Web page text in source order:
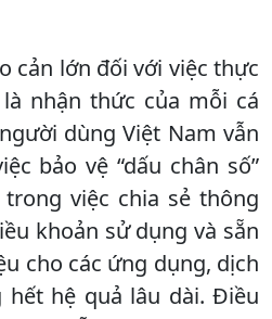
cản lớn đối với việc thực
nhận thức của mỗi cá
dùng Việt Nam vẫn
bảo vệ “dấu chân số”
trong việc chia sẻ thông
khoản sử dụng và sẵn
cho các ứng dụng, dịch
hệ quả lâu dài. Điều